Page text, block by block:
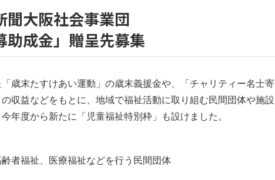
聞大阪社会事業団
助成金」贈呈先募集
歳末たすけあい運動」の歳末義援金や、「チャリティー名士寄
収益などをもとに、地域で福祉活動に取り組む民間団体や施設
年度から新たに「児童福祉特別枠」も設けました。
福祉、医療福祉などを行う民間団体